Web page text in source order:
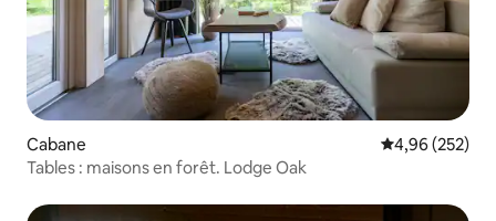
Cabane Évaluation
4,96 (252)
Tables : maisons en forêt. Lodge Oak